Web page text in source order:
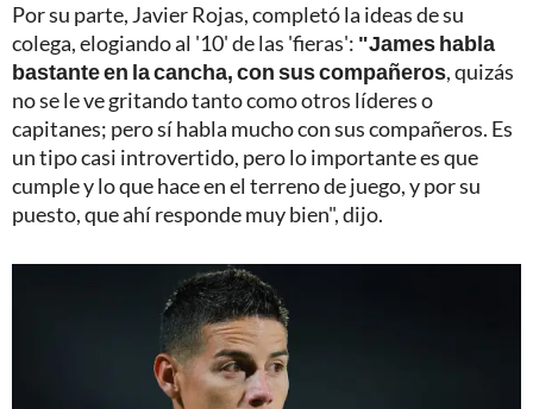
Por su parte, Javier Rojas, completó la ideas de su
colega, elogiando al '10' de las 'fieras': "James habla
bastante en la cancha, con sus compañeros, quizás
no se le ve gritando tanto como otros líderes o
capitanes; pero sí habla mucho con sus compañeros. Es
un tipo casi introvertido, pero lo importante es que
cumple y lo que hace en el terreno de juego, y por su
puesto, que ahí responde muy bien", dijo.